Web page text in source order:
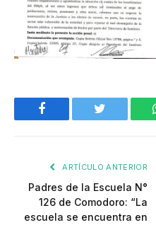
Facebook Twitter
ARTÍCULO ANTERIOR
Padres de la Escuela N°
126 de Comodoro: “La
escuela se encuentra en